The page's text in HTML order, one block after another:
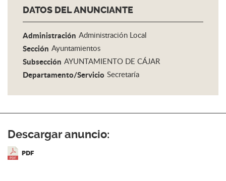
DATOS DEL ANUNCIANTE
Administración Administración Local
Sección Ayuntamientos
Subsección AYUNTAMIENTO DE CÁJAR
Departamento/Servicio Secretaría
Descargar anuncio:
PDF